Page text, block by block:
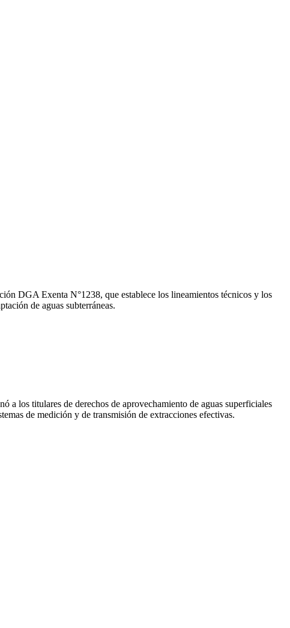
DGA Exenta N°1238, que establece los lineamientos técnicos y los
de aguas subterráneas.
los titulares de derechos de aprovechamiento de aguas superficiales
de medición y de transmisión de extracciones efectivas.